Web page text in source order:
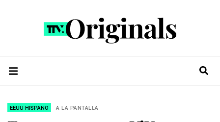
EEUU HISPANO A LA PANTALLA